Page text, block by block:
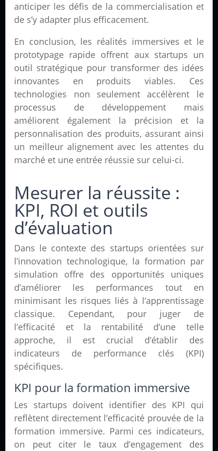
anticiper les défis de la commercialisation et
de s’y adapter plus efficacement.
En conclusion, les réalités immersives et le
prototypage rapide offrent aux startups un
outil stratégique pour transformer des idées
innovantes en produits viables. Ces
technologies non seulement accélèrent le
processus de développement mais
améliorent également la précision et la
personnalisation des produits, assurant ainsi
un meilleur alignement avec les attentes du
marché et une entrée réussie sur celui-ci.
Mesurer la réussite :
KPI, ROI et outils
d’évaluation
Dans le contexte des startups orientées sur
l’innovation technologique, la formation par
simulation offre des opportunités uniques
d’améliorer les performances tout en
minimisant les risques liés à l’apprentissage
classique. Cependant, pour juger de
l’efficacité et la rentabilité d’une telle
approche, il est crucial d’établir des
indicateurs de performance clés (KPI)
spécifiques.
KPI pour la formation immersive
Les startups doivent identifier des KPI qui
reflètent directement l’efficacité prouvée de la
formation immersive. Parmi ces indicateurs,
on peut citer le taux d’engagement des